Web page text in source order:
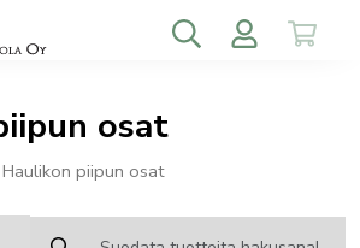
osat
piipun osat